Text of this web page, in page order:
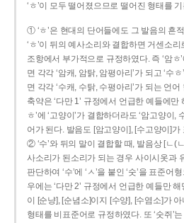
‘ㅎ’이 모두 떨어졌으므로 떨어진 형태를
① ‘ㅎ’은 현대의 단어들에도 그 발음의 흔
‘ㅎ’이 뒤의 예사소리와 결합하면 거센소
조항에서 부가적으로 규정하였다. 즉 ‘암ㅎ
면 각각 ‘암캐, 암탉, 암평아리’가 되고 ‘수
면 각각 ‘수캐, 수탉, 수평아리’가 되는 언
축약은 ‘다만 1’ 규정에서 언급한 예들에만
ㅎ’에 ‘고양이’가 결합하더라도 ‘암고양이,
어가 된다. 발음도 [암고양이], [수고양이]가
② ‘수’와 뒤의 말이 결합할 때, 발음상 [ㄴ(
사소리가 된소리가 되는 경우 사이시옷과
판단하여 ‘수’에 ‘ㅅ’을 붙인 ‘숫’을 표준
우에는 ‘다만 2’ 규정에서 언급한 예들만
이 [순냥], [순념소]이지 [수양], [수염소]가 아
형태를 비표준어로 규정하였다. 또 ‘숫쥐’